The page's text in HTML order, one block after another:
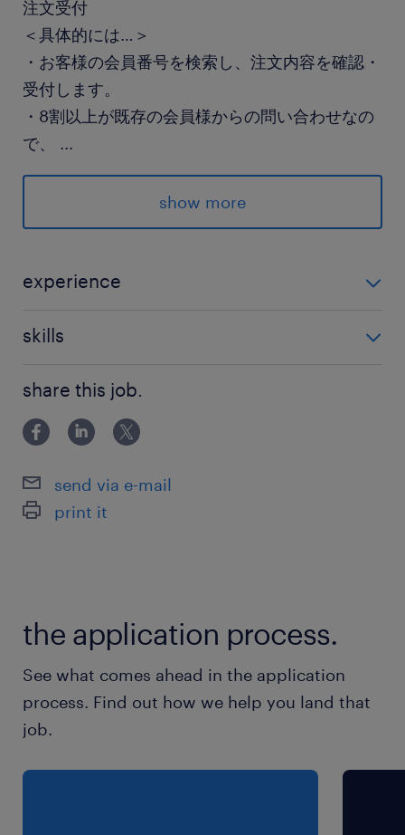
注文受付
＜具体的には…＞
・お客様の会員番号を検索し、注文内容を確認・
受付します。
・8割以上が既存の会員様からの問い合わせなの
で、 ...
顔見知りの方とお話しするように、スムーズな
やり取りができますよ。
========
詳細はお問い合わせください♪
派遣先の特徴
＊通勤がないので楽々♪
最寄駅
日豊本線／宮崎神宮駅（車10分）
日豊本線／南宮崎駅（車10分）
シフト勤務が可能な方♪
就業時間
（1）6:00-15:00（実働8時間00分・休憩60分）
（2）9:00-18:00（実働8時間00分・休憩60分）
（3）16:00-1:00（実働8時間00分・休憩60分）
show more
experience
験がある方尚可
skills
・お客様と話ながら入力や検索、画面遷移などのマル
チタスクなお仕事の経験がある方
share this job.
send via e-mail
print it
the application process.
See what comes ahead in the application
process. Find out how we help you land that
job.